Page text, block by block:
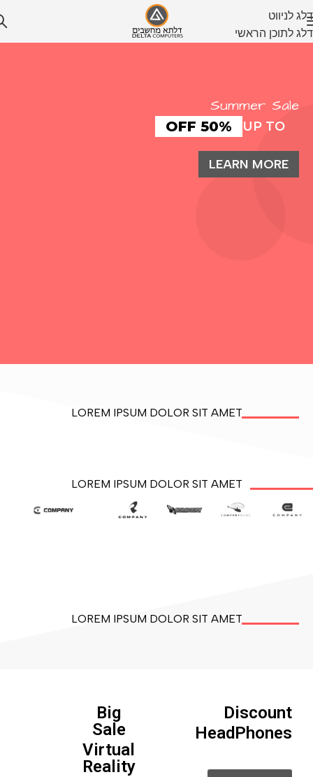
דלג לניווט
דלג לתוכן הראשי
Summer Sale
UP TO
50% OFF
LEARN MORE
LOREM IPSUM DOLOR SIT AMET
LOREM IPSUM DOLOR SIT AMET
LOREM IPSUM DOLOR SIT AMET
Discount
HeadPhones
Big
Sale
Virtual
Reality